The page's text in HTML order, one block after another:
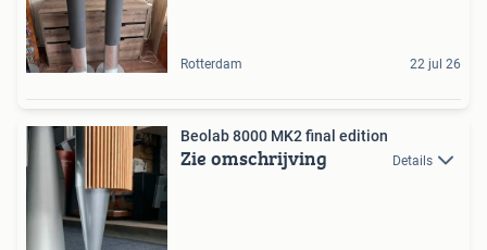
Rotterdam 22 jul 26
Beolab 8000 MK2 final edition
Zie omschrijving Details